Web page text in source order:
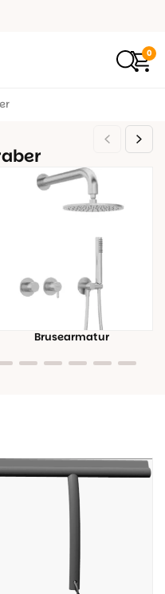
0
Brusearmatur